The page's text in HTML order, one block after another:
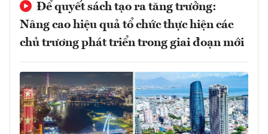
Để quyết sách tạo ra tăng trưởng:
Nâng cao hiệu quả tổ chức thực hiện các
chủ trương phát triển trong giai đoạn mới